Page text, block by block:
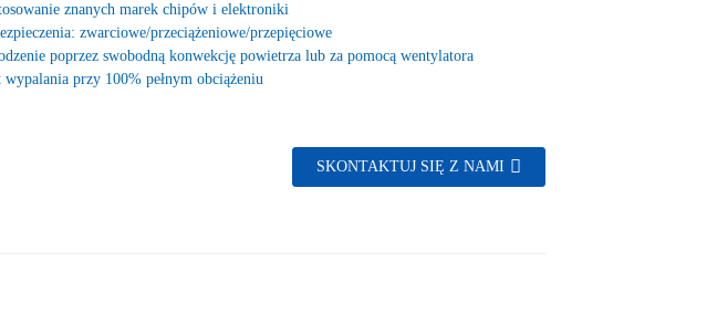
znanych marek chipów i elektroniki
zwarciowe/przeciążeniowe/przepięciowe
poprzez swobodną konwekcję powietrza lub za pomocą wentylatora
wypalania przy 100% pełnym obciążeniu
SKONTAKTUJ SIĘ Z NAMI